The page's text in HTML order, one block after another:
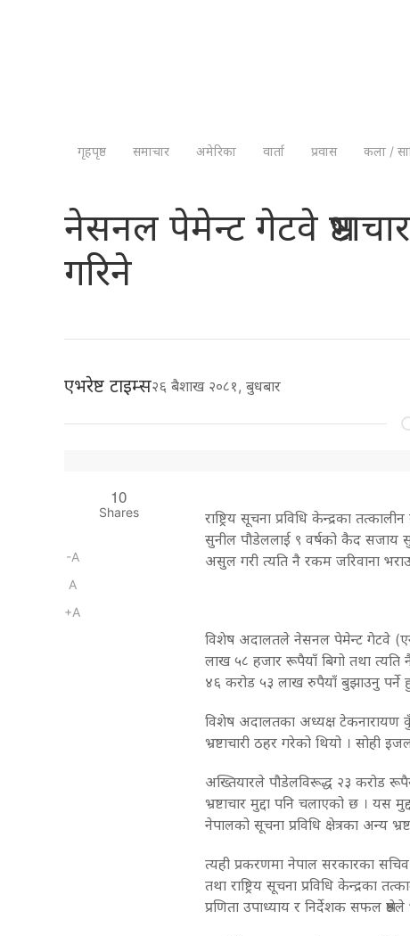
गृहपृष्ठ समाचार अमेरिका वार्ता प्रवास कला /
नेसनल पेमेन्ट गेटवे
गरिने
एभरेष्ट टाइम्स२६ बैशाख २०८१, बुधबार
10
Shares
-A
A
+A
राष्ट्रिय सूचना प्रविधि केन्द्रका
सुनील पौडेललाई ९ वर्षको कैद सजाय
असुल गरी त्यति नै रकम जरिवाना
विशेष अदालतले नेसनल पेमेन्ट गेटवे
लाख ५८ हजार रूपैयाँ बिगो तथा
४६ करोड ५३ लाख रुपैयाँ बुझाउनु पर्ने
विशेष अदालतका अध्यक्ष टेकनारायण
भ्रष्टाचारी ठहर गरेको थियो । सोही
अख्तियारले पौडेलविरूद्ध २३ करोड
भ्रष्टाचार मुद्दा पनि चलाएको छ । यस
नेपालको सूचना प्रविधि क्षेत्रका अन्य
त्यही प्रकरणमा नेपाल सरकारका सचिव
तथा राष्ट्रिय सूचना प्रविधि केन्द्रका
प्रणिता उपाध्याय र निर्देशक सफल